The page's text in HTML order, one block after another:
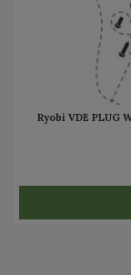
Ryobi VDE PLUG